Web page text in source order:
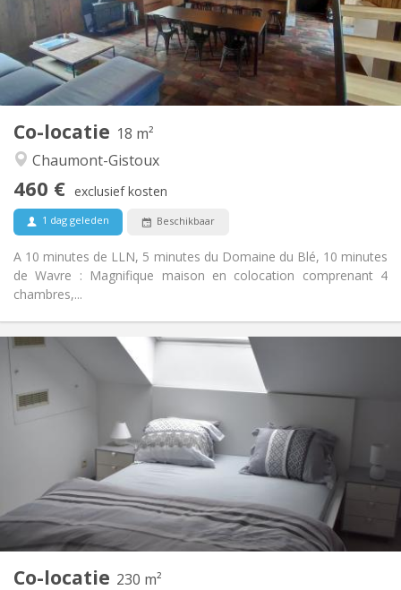
Co-locatie 18 m²
Chaumont-Gistoux
460 € exclusief kosten
1 dag geleden Beschikbaar
A 10 minutes de LLN, 5 minutes du Domaine du Blé, 10 minutes
de Wavre : Magnifique maison en colocation comprenant 4
chambres,...
Inrichting
Badkamer:
Privaat
Keuken:
Gemeenschappelijk
Oppervlakte:
18 m
2
Private kamers:
1
Hartelijk, gemeenschappelijk, rustig
Co-locatie 230 m²
Praktische Informatie
Kosten:
75 €
Domiciliëring:
Met voorwaarden
Inrichting
Badkamer:
Privaat
Gemeenschappelijk
Oppervlakte:
230 m
2
Private kamers:
7